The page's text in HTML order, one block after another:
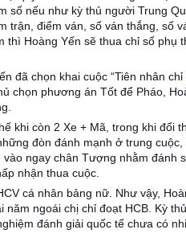
số nếu như kỳ thủ người Trung
trận, điểm ván, số ván thắng, số
thì Hoàng Yến sẽ thua chỉ số phụ
đã chọn khai cuộc “Tiên nhân chỉ
chọn phương án Tốt để Pháo,
khi còn 2 Xe + Mã, trong khi đối
đòn đánh mạnh ở trung cuộc,
ngay chân Tượng nhằm đánh
nhận thua cuộc.
cá nhân bảng nữ. Như vậy,
ngoái chị chỉ đoạt HCB. Kỳ thủ
đánh giải quốc tế chưa có